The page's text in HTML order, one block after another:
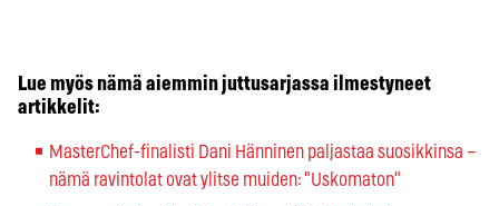
Lue myös nämä aiemmin juttusarjassa ilmestyneet
artikkelit:
MasterChef-finalisti Dani Hänninen paljastaa suosikkinsa –
nämä ravintolat ovat ylitse muiden: "Uskomaton"